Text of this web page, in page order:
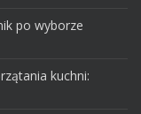
po wyborze
kuchni: